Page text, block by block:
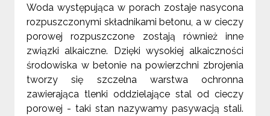
Woda występująca w porach zostaje nasycona
rozpuszczonymi składnikami betonu, a w cieczy
porowej rozpuszczone zostają również inne
związki alkaiczne. Dzięki wysokiej alkaiczności
środowiska w betonie na powierzchni zbrojenia
tworzy się szczelna warstwa ochronna
zawierająca tlenki oddzielające stal od cieczy
porowej - taki stan nazywamy pasywacją stali.